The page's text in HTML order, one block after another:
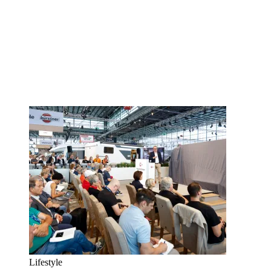
Lifestyle